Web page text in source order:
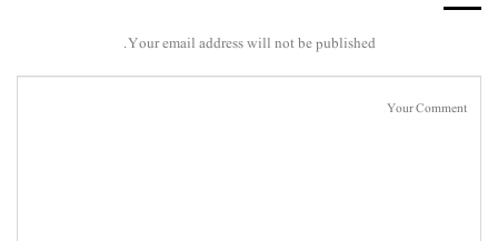
Your email address will not be published.